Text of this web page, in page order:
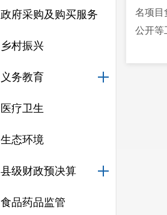
政府采购及购买服务
乡村振兴
义务教育
医疗卫生
生态环境
县级财政预决算
食品药品监管
名项目
公开等
（